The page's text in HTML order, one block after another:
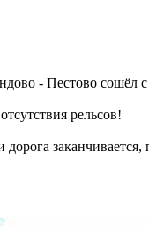
- Пестово сошёл с
рельсов!